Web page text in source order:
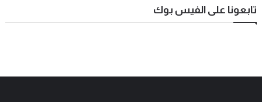
تابعونا على الفيس بوك